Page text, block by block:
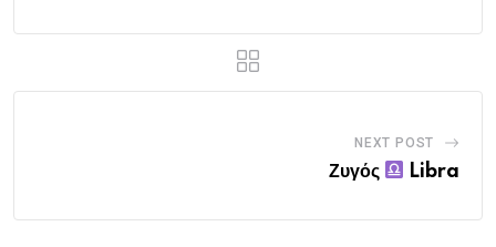
NEXT POST
Ζυγός Libra